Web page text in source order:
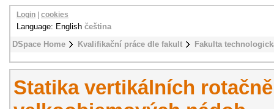
DSpace Home Kvalifikační práce dle fakult Fakulta
Login cookies
Language: English čeština
Statika vertikálních